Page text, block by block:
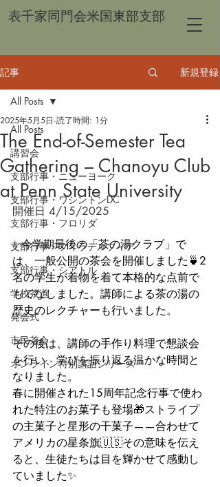
表千家同門会米国東部支部
記事 新規登録
All Posts
講習会
支部行事・ニューヨーク
支部行事・ワシントンDC
支部行事・フロリダ
支部行事・フィラデルフィア
支部行事・シアトル
学校茶道
発会式
市民茶会
オンライン特別講話シリーズ
All Posts
The End-of-Semester Tea
Gathering – Chanoyu Club
at Penn State University
2025年5月5日 読了時間: 1分
開催日 4/15/2025
✨今学期最後の「茶の湯クラブ」で
は、一般公開の茶会を開催しました🍵2
名の学生が着物を着て本格的な点前で
もてなしました。講師による茶の湯の
歴史のレクチャーも行いました。
その後は、講師の手作り料理で懇談会
を行い、学びを振り返る温かな時間と
なりました。
春に開催された15周年記念行事で使わ
れた特注のお菓子も登場🎁ストライプ
の主菓子と星形の干菓子——合わせて
アメリカの星条旗🇺🇸その意味を伝え
ると、生徒たちは目を輝かせて感動し
ていました✨